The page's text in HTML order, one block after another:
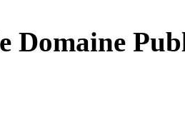
Domaine